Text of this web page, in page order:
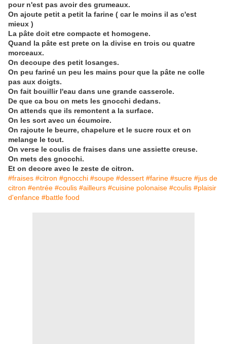
pour n'est pas avoir des grumeaux.
On ajoute petit a petit la farine ( car le moins il as c'est
mieux )
La pâte doit etre compacte et homogene.
Quand la pâte est prete on la divise en trois ou quatre
morceaux.
On decoupe des petit losanges.
On peu fariné un peu les mains pour que la pâte ne colle
pas aux doigts.
On fait bouillir l'eau dans une grande casserole.
De que ca bou on mets les gnocchi dedans.
On attends que ils remontent a la surface.
On les sort avec un écumoire.
On rajoute le beurre, chapelure et le sucre roux et on
melange le tout.
On verse le coulis de fraises dans une assiette creuse.
On mets des gnocchi.
Et on decore avec le zeste de citron.
#fraises #citron #gnocchi #soupe #dessert #farine #sucre #jus de
citron #entrée #coulis #ailleurs #cuisine polonaise #coulis #plaisir
d'enfance #battle food